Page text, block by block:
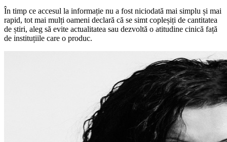
În timp ce accesul la informație nu a fost niciodată mai simplu și mai
rapid, tot mai mulți oameni declară că se simt copleșiți de cantitatea
de știri, aleg să evite actualitatea sau dezvoltă o atitudine cinică față
de instituțiile care o produc.